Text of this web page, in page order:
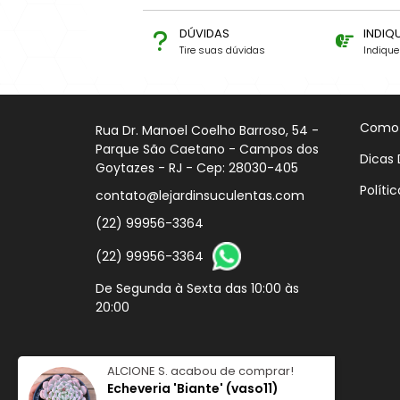
DÚVIDAS
Tire suas dúvidas
Rua Dr. Manoel Coelho Barroso, 54 -
Parque São Caetano - Campos dos
Goytazes - RJ - Cep: 28030-405
contato@lejardinsuculentas.com
(22) 99956-3364
(22) 99956-3364
De Segunda à Sexta das 10:00 às
20:00
Dicas
ALCIONE S. acabou de comprar!
Echeveria 'Biante' (vaso11)